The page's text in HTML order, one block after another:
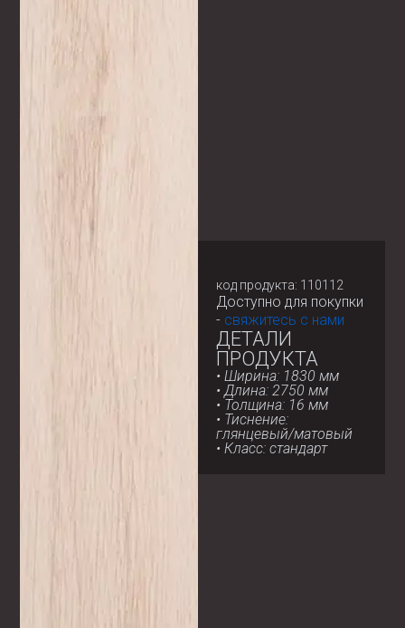
код продукта: 110112
Доступно для покупки
- свяжитесь с нами
ДЕТАЛИ
ПРОДУКТА
• Ширина: 1830 мм
• Длина: 2750 мм
• Толщина: 16 мм
• Тиснение:
глянцевый/матовый
• Класс: стандарт